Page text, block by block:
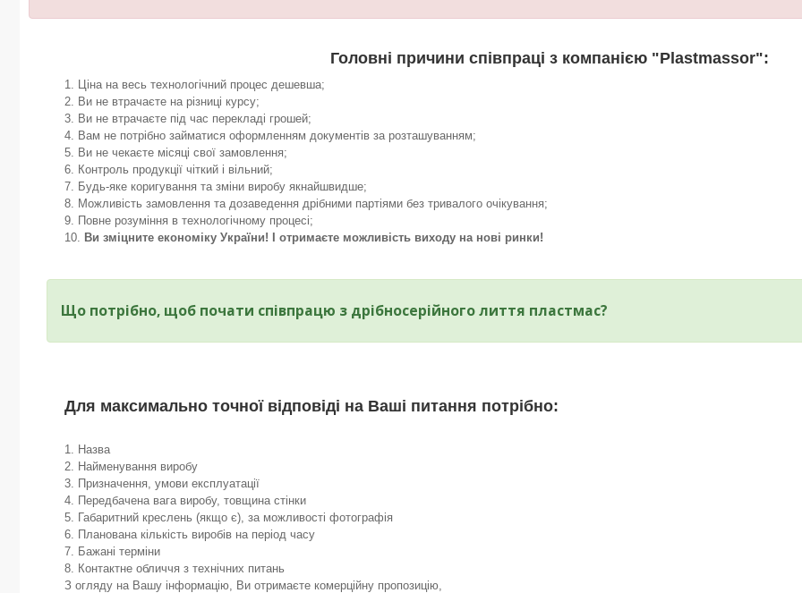
Головні причини співпраці з компанією "Plastmassor":
Ціна на весь технологічний процес дешевша;
Ви не втрачаєте на різниці курсу;
Ви не втрачаєте під час перекладі грошей;
Вам не потрібно займатися оформленням документів за розташуванням;
Ви не чекаєте місяці свої замовлення;
Контроль продукції чіткий і вільний;
Будь-яке коригування та зміни виробу якнайшвидше;
Можливість замовлення та дозаведення дрібними партіями без тривалого очікування;
Повне розуміння в технологічному процесі;
Ви зміцните економіку України! І отримаєте можливість виходу на нові ринки!
Що потрібно, щоб почати співпрацю з дрібносерійного лиття пластмас?
Для максимально точної відповіді на Ваші питання потрібно:
1. Назва
2. Найменування виробу
3. Призначення, умови експлуатації
4. Передбачена вага виробу, товщина стінки
5. Габаритний креслень (якщо є), за можливості фотографія
6. Планована кількість виробів на період часу
7. Бажані терміни
8. Контактне обличчя з технічних питань
З огляду на Вашу інформацію, Ви отримаєте комерційну пропозицію,